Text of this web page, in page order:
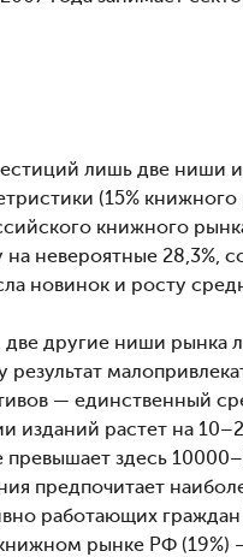
лишь две ниши
(15%
книжного
невероятные 28,3%,
новинок и росту
другие ниши рынка
— единственный
растет на
здесь
предпочитает
работающих
рынке РФ (19%)